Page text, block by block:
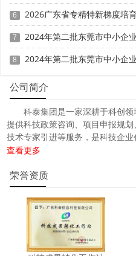
7 英德市粤北糖
英德市匠心新
6 2026广东省专精特新梯度培育
7 2024年第二批东莞市中小企业数字化转型城市
8 2024年第二批东莞市中小企业数字化转型城市试点
公司简介
科泰集团是一家深耕于科创
提供科技政策咨询、项目申报规
技术专家引进等服务，是科技企业
查看更多
荣誉资质